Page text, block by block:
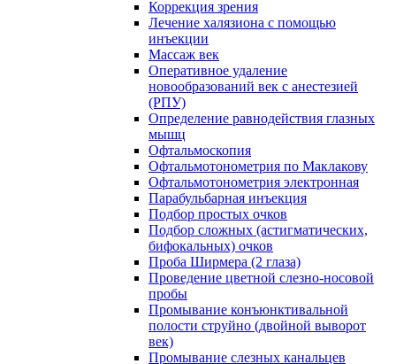
Коррекция зрения
Лечение халязиона с помощью
инъекции
Массаж век
Оперативное удаление
новообразований век с анестезией
(РПУ)
Определение равнодействия глазных
мышц
Офтальмоскопия
Офтальмотонометрия по Маклакову
Офтальмотонометрия электронная
Парабульбарная инъекция
Подбор простых очков
Подбор сложных (астигматических,
бифокальных) очков
Проба Ширмера (2 глаза)
Проведение цветной слезно-носовой
пробы
Промывание конъюнктивальной
полости струйно (двойной выворот
век)
Промывание слезных канальцев